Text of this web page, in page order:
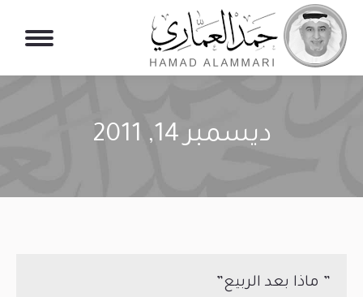
ديسمبر 14, 2011
” ماذا بعد الربيع”